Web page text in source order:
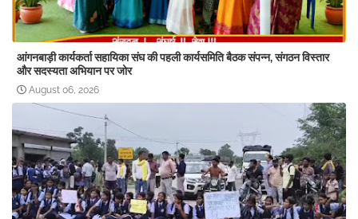
आंगनबाड़ी कार्यकर्ता सहायिका संघ की पहली कार्यसमिति बैठक संपन्न, संगठन विस्तार
और सदस्यता अभियान पर जोर
August 06, 2026